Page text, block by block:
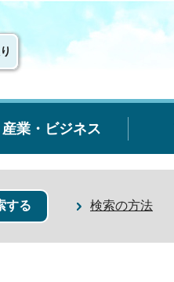
産業・ビジネス
検索の方法